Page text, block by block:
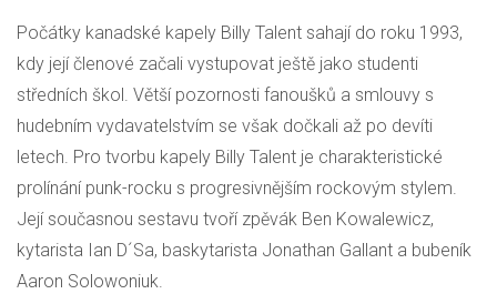
Počátky kanadské kapely Billy Talent sahají do roku 1993,
kdy její členové začali vystupovat ještě jako studenti
středních škol. Větší pozornosti fanoušků a smlouvy s
hudebním vydavatelstvím se však dočkali až po devíti
letech. Pro tvorbu kapely Billy Talent je charakteristické
prolínání punk-rocku s progresivnějším rockovým stylem.
Její současnou sestavu tvoří zpěvák Ben Kowalewicz,
kytarista Ian D´Sa, baskytarista Jonathan Gallant a bubeník
Aaron Solowoniuk.